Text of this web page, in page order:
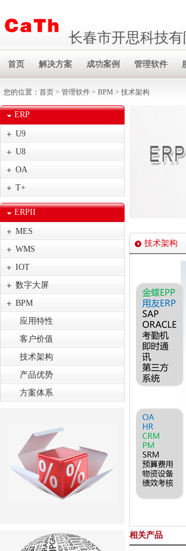
长春市开思科技有
首页 解决方案 成功案例 管理软件
您的位置： 首页 > 管理软件 > BPM > 技术架构
ERP
U9
U8
OA
T+
ERPII
MES
WMS
IOT
数字大屏
BPM
应用特性
客户价值
技术架构
产品优势
方案体系
技术架构
相关产品